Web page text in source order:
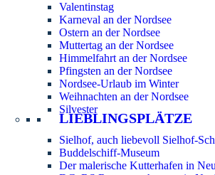
Valentinstag
Karneval an der Nordsee
Ostern an der Nordsee
Muttertag an der Nordsee
Himmelfahrt an der Nordsee
Pfingsten an der Nordsee
Nordsee-Urlaub im Winter
Weihnachten an der Nordsee
Silvester
LIEBLINGSPLÄTZE
Sielhof, auch liebevoll Sielhof-
Buddelschiff-Museum
Der malerische Kutterhafen in